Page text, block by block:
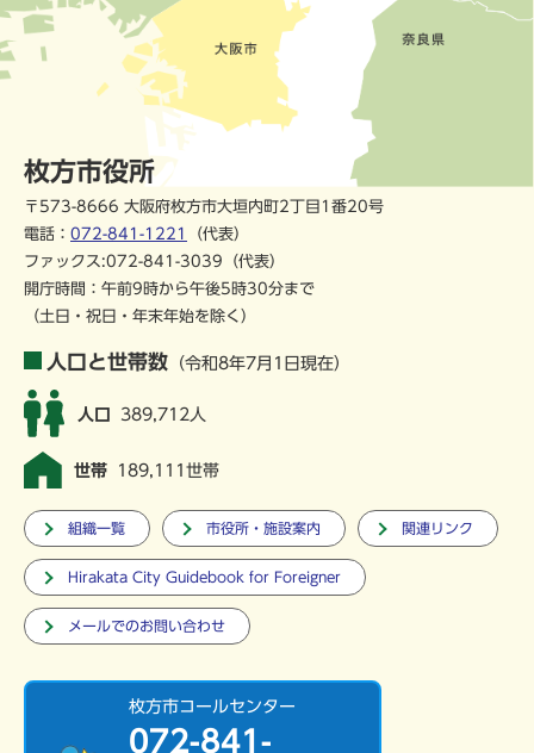
枚方市役所
〒573-8666 大阪府枚方市大垣内町2丁目1番20号
電話： 072-841-1221
（代表）
ファックス:072-841-3039（代表）
開庁時間：午前9時から午後5時30分まで
（土日・祝日・年末年始を除く）
人口と世帯数 （令和8年7月1日現在）
人口 389,712人
世帯 189,111世帯
組織一覧 市役所・施設案内 関連リンク
Hirakata City Guidebook for Foreigner
メールでのお問い合わせ
枚方市コールセンター
072-841-